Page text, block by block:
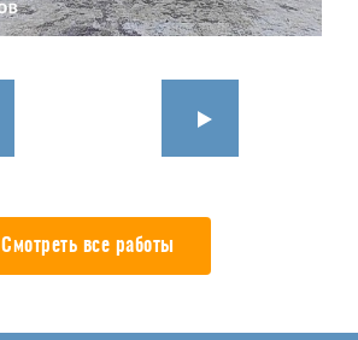
Смотреть все работы